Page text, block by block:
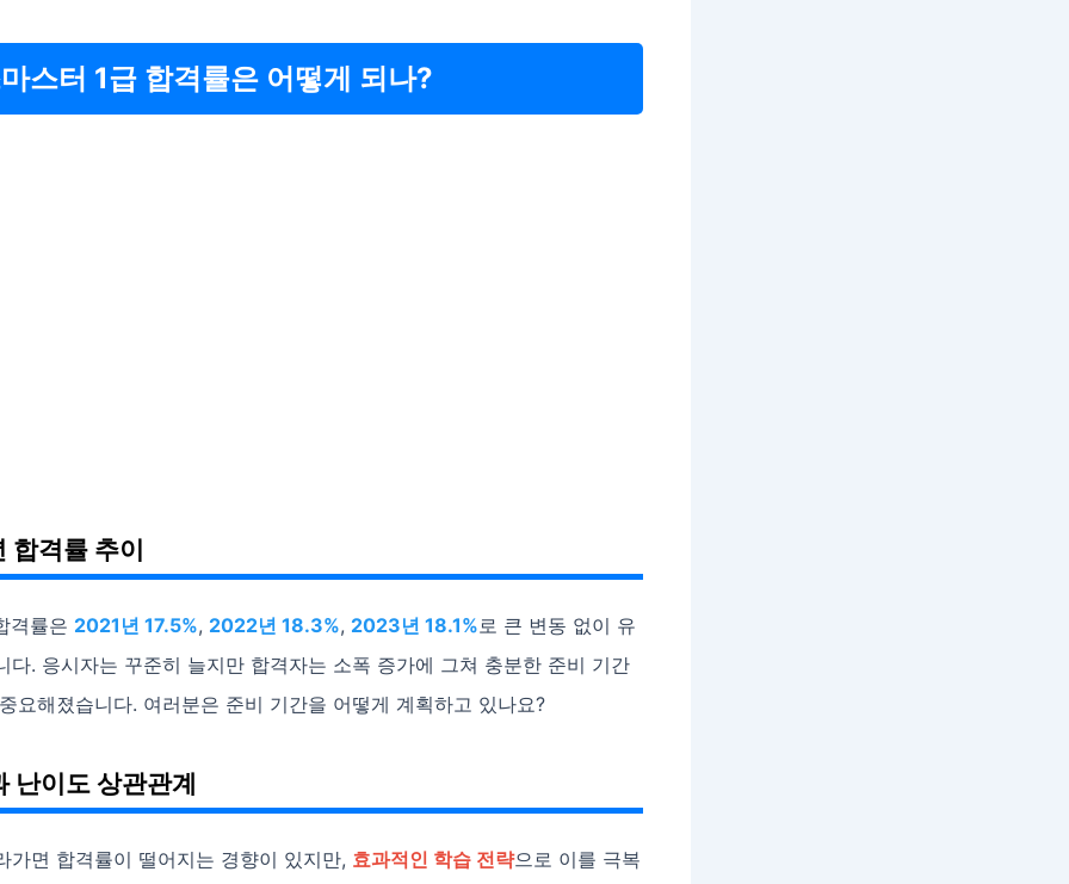
스터 1급 합격률은 어떻게 되나?
합격률 추이
격률은 2021년 17.5%, 2022년 18.3%, 2023년 18.1%로 큰 변동 없이 유
다. 응시자는 꾸준히 늘지만 합격자는 소폭 증가에 그쳐 충분한 준비 기간
요해졌습니다. 여러분은 준비 기간을 어떻게 계획하고 있나요?
난이도 상관관계
가면 합격률이 떨어지는 경향이 있지만, 효과적인 학습 전략으로 이를 극복